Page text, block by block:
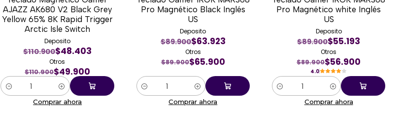
-55%
AJAZZ AK680 V2 Black Grey
Yellow 65% 8K Rapid Trigger
Arctic Isle Switch
Deposito
$110.900$48.403
Otros
$110.900$49.900
Cantidad
Comprar ahora
-27%
Pro Magnético Black Inglés
US
Deposito
$89.900$63.923
Otros
$89.900$65.900
Cantidad
Comprar ahora
-37%
Pro Magnético white Inglés
US
Deposito
$89.900$55.193
Otros
$89.900$56.900
4.0
Cantidad
Comprar ahora